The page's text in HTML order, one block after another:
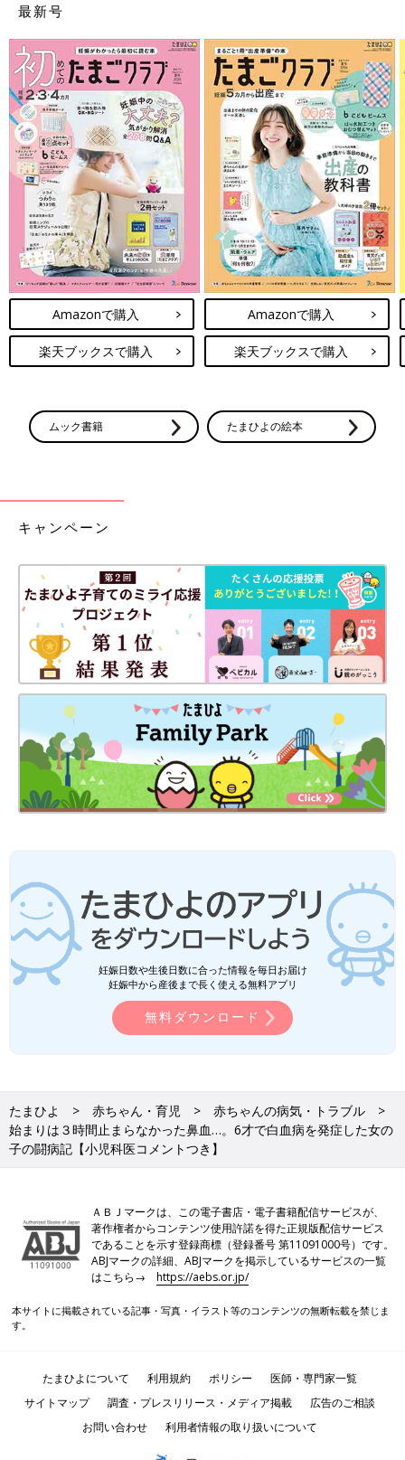
最新号
Amazonで購入
楽天ブックスで購入
Amazonで購入
楽天ブックスで購入
ムック書籍 たまひよの絵本
キャンペーン
妊娠日数や生後日数に合った情報を毎日お届け
妊娠中から産後まで長く使える無料アプリ
無料ダウンロード
たまひよ 赤ちゃん・育児
赤ちゃんの病気・トラブル
始まりは３時間止まらなかった鼻血…。6才で白血病を発症した女の
子の闘病記【小児科医コメントつき】
ＡＢＪマークは、この電子書店・電子書籍配信サービスが、
著作権者からコンテンツ使用許諾を得た正規版配信サービス
であることを示す登録商標（登録番号 第11091000号）です。
ABJマークの詳細、ABJマークを掲示しているサービスの一覧
はこちら→https://aebs.or.jp/
本サイトに掲載されている記事・写真・イラスト等のコンテンツの無断転載を禁じま
す。
たまひよについて 利用規約 ポリシー
医師・専門家一覧
サイトマップ
調査・プレスリリース・メディア掲載
広告のご相談
お問い合わせ
利用者情報の取り扱いについて